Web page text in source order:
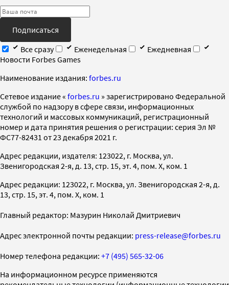
Подписаться
Все сразу
Еженедельная
Ежедневная
Новости Forbes Games
Наименование издания: forbes.ru
Cетевое издание « forbes.ru » зарегистрировано Федеральной
службой по надзору в сфере связи, информационных
технологий и массовых коммуникаций, регистрационный
номер и дата принятия решения о регистрации: серия Эл №
ФС77-82431 от 23 декабря 2021 г.
Адрес редакции, издателя: 123022, г. Москва, ул.
Звенигородская 2-я, д. 13, стр. 15, эт. 4, пом. X, ком. 1
Адрес редакции: 123022, г. Москва, ул. Звенигородская 2-я, д.
13, стр. 15, эт. 4, пом. X, ком. 1
Главный редактор: Мазурин Николай Дмитриевич
Адрес электронной почты редакции: press-release@forbes.ru
Номер телефона редакции: +7 (495) 565-32-06
На информационном ресурсе применяются